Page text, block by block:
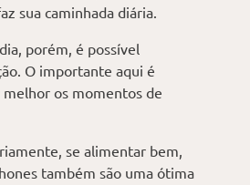
sua caminhada diária.
porém, é possível
O importante aqui é
os momentos de
se alimentar bem,
também são uma ótima